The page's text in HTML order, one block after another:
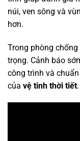
núi, ven sông và
hơn.
Trong phòng
trọng. Cảnh báo
công trình và
của vệ tinh thời tiết.